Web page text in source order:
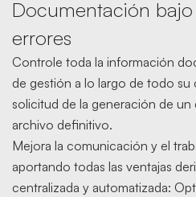
Documentación
errores
Controle toda la información
de gestión a lo largo de todo su
solicitud de la generación de
archivo definitivo.
Mejora la comunicación y el
aportando todas las ventajas
centralizada y automatizada: